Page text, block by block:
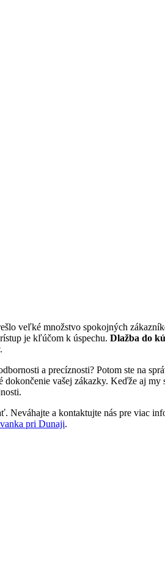
veľké množstvo spokojných
je kľúčom k úspechu. Dlažba do
a precíznosti? Potom ste na
vašej zákazky. Keďže aj
Neváhajte a kontaktujte nás pre viac
pri Dunaji.